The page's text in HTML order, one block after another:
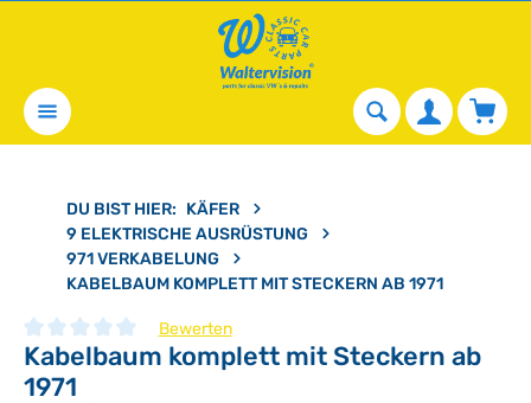
DU BIST HIER: KÄFER
9 ELEKTRISCHE AUSRÜSTUNG
971 VERKABELUNG
KABELBAUM KOMPLETT MIT STECKERN AB 1971
Durchschnittliche Bewertung von 0 von 5 Sternen
Bewerten
Kabelbaum komplett mit Steckern ab
1971